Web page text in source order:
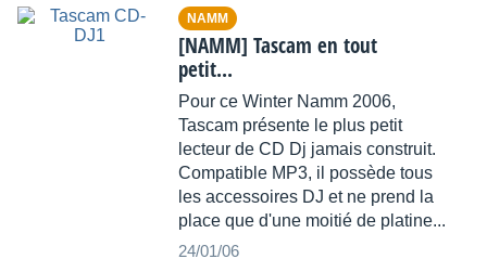
NAMM
[NAMM] Tascam en tout
petit...
Pour ce Winter Namm 2006,
Tascam présente le plus petit
lecteur de CD Dj jamais construit.
Compatible MP3, il possède tous
les accessoires DJ et ne prend la
place que d'une moitié de platine...
24/01/06